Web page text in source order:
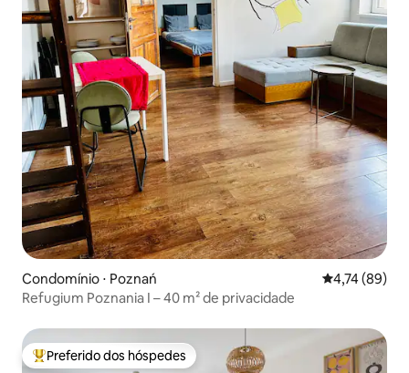
Condomínio ⋅ Poznań 4,74 de uma
4,74 (89)
Refugium Poznania I – 40 m² de privacidade
Entre os melhores preferidos dos hóspedes
Preferido dos hóspedes